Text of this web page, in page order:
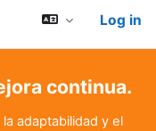
Log in
continua.
adaptabilidad y el